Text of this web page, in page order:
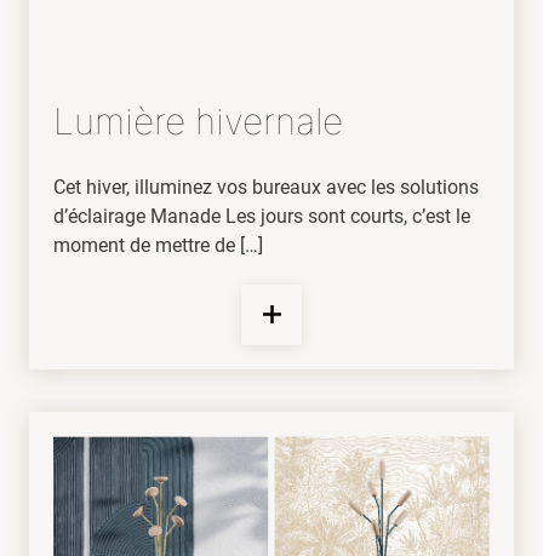
Lumière hivernale
Cet hiver, illuminez vos bureaux avec les solutions
d’éclairage Manade Les jours sont courts, c’est le
moment de mettre de […]